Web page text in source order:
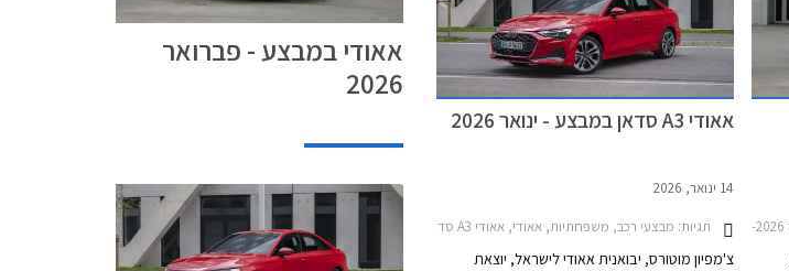
אאודי A3 סדאן במבצע - ינואר 2026
14 ינואר, 2026
תגיות: מבצעי רכב, משפחתיות, אאודי, אאודי A3 סדאן 2024-2026אאודי A3 סדאן 35TFSI 1.5 S-Line לקצ'ורי אוטומט 2024-0
צ'מפיון מוטורס, יבואנית אאודי לישראל, יוצאת
אאודי במבצע - פברואר
2026